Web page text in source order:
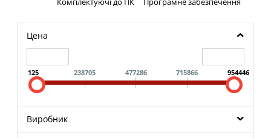
Цена
125 238705 477286 715866 954446
Виробник